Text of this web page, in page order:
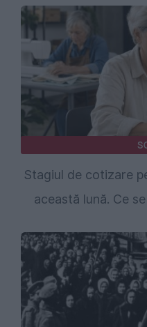
Stagiul de cotizare
această lună. Ce